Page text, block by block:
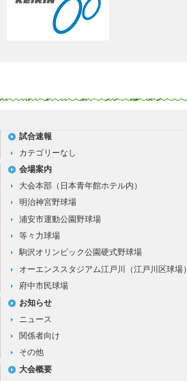
試合速報
カテゴリーなし
会場案内
大会本部（日本青年館ホテル内）
明治神宮野球場
浦安市運動公園野球場
等々力球場
駒沢オリンピック公園硬式野球場
オーエンススタジアム江戸川（江戸川区球場）
府中市民球場
お知らせ
ニュース
関係者向け
その他
大会概要